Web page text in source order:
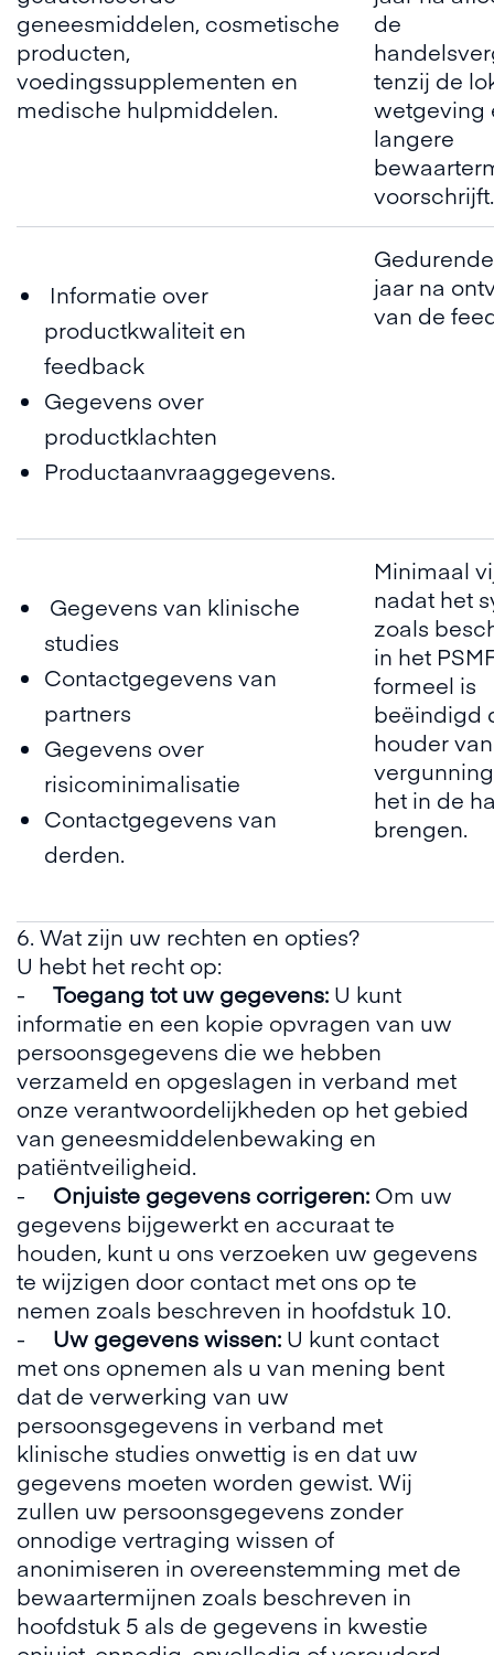
geneesmiddelen, cosmetische
producten,
voedingssupplementen en
medische hulpmiddelen.
de
tenzij de
wetgeving
langere
voorschrijft.
Informatie over
productkwaliteit en
feedback
Gegevens over
productklachten
Productaanvraaggegevens.
jaar na
van de
Gegevens van klinische
studies
Contactgegevens van
partners
Gegevens over
risicominimalisatie
Contactgegevens van
derden.
Minimaal
nadat het
zoals
in het
formeel is
beëindigd
houder
het in de
brengen.
6. Wat zijn uw rechten en opties?
U hebt het recht op:
- Toegang tot uw gegevens: U kunt
informatie en een kopie opvragen van uw
persoonsgegevens die we hebben
verzameld en opgeslagen in verband met
onze verantwoordelijkheden op het gebied
van geneesmiddelenbewaking en
patiëntveiligheid.
- Onjuiste gegevens corrigeren: Om uw
gegevens bijgewerkt en accuraat te
houden, kunt u ons verzoeken uw gegevens
te wijzigen door contact met ons op te
nemen zoals beschreven in hoofdstuk 10.
- Uw gegevens wissen: U kunt contact
met ons opnemen als u van mening bent
dat de verwerking van uw
persoonsgegevens in verband met
klinische studies onwettig is en dat uw
gegevens moeten worden gewist. Wij
zullen uw persoonsgegevens zonder
onnodige vertraging wissen of
anonimiseren in overeenstemming met de
bewaartermijnen zoals beschreven in
hoofdstuk 5 als de gegevens in kwestie